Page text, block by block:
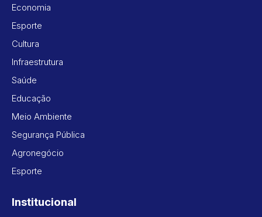
Economia
Esporte
Cultura
Infraestrutura
Saúde
Educação
Meio Ambiente
Segurança Pública
Agronegócio
Esporte
Institucional